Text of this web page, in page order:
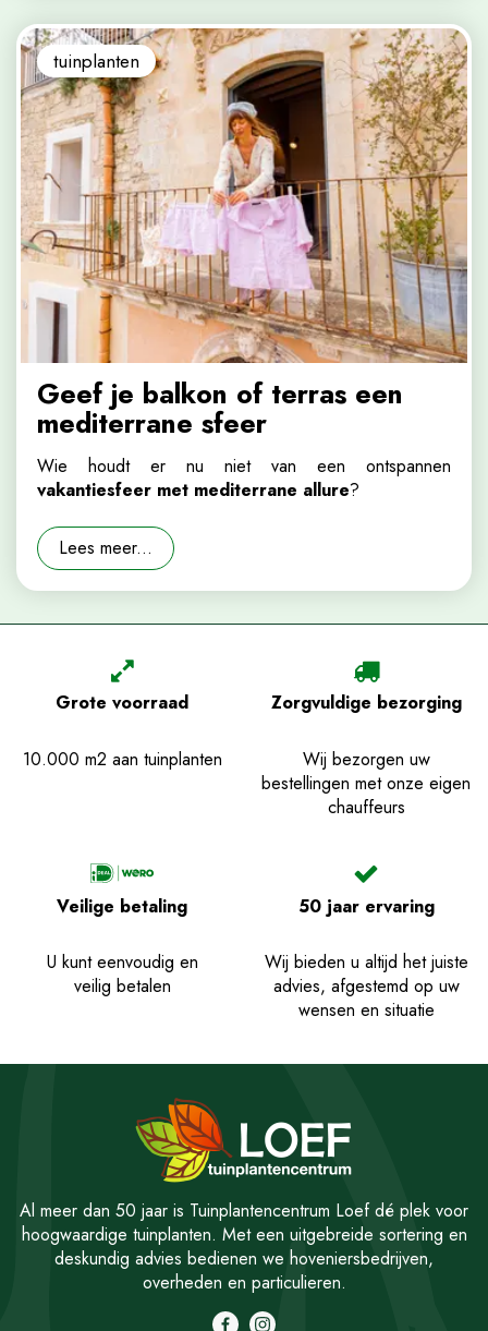
Geef je balkon of terras een
mediterrane sfeer
tuinplanten
Wie houdt er nu niet van een ontspannen
vakantiesfeer met mediterrane allure?
Lees meer...
Grote voorraad
10.000 m2 aan tuinplanten
Zorgvuldige bezorging
Wij bezorgen uw
bestellingen met onze eigen
chauffeurs
Veilige betaling
U kunt eenvoudig en
veilig betalen
50 jaar ervaring
Wij bieden u altijd het juiste
advies, afgestemd op uw
wensen en situatie
Al meer dan 50 jaar is Tuinplantencentrum Loef dé plek voor
hoogwaardige tuinplanten. Met een uitgebreide sortering en
deskundig advies bedienen we hoveniersbedrijven,
overheden en particulieren.